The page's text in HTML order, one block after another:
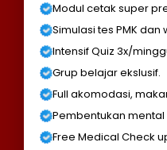
Modul cetak super
Simulasi tes PMK
Intensif Quiz 3x/
Grup belajar ekslusif.
Full akomodasi,
Pembentukan
Free Medical Check